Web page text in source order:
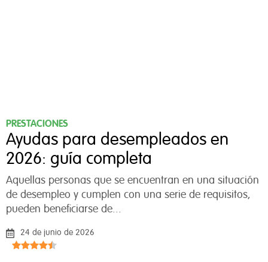
PRESTACIONES
Ayudas para desempleados en
2026: guía completa
Aquellas personas que se encuentran en una situación
de desempleo y cumplen con una serie de requisitos,
pueden beneficiarse de...
24 de junio de 2026